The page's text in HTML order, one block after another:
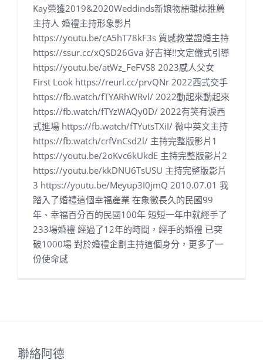
Kay榮獲2019&2020Weddinds新娘物語雜誌推薦
主持人 婚禮主持形象影片
https://youtu.be/cA5hT78kF3s 質感教堂證婚主持
https://ssur.cc/xQSD26Gva 好吉祥!!文定儀式引導
https://youtu.be/atWz_FeFVS8 2023感人父女
First Look https://reurl.cc/prvQNr 2022西式交手
https://fb.watch/fTYARhWRvl/ 2022動起來動起來
https://fb.watch/fTYzWAQy0D/ 2022有笑有淚西
式進場 https://fb.watch/fTYutsTXiI/ 微中英文主持
https://fb.watch/crfVnCsd2l/ 主持完整版影片1
https://youtu.be/2oKvc6kUkdE 主持完整版影片2
https://youtu.be/kkDNU6TsUSU 主持完整版影片
3 https://youtu.be/Meyup3I0jmQ 2010.07.01 我
踏入了婚禮這個幸福產業 在象徵長久的民國99
年、幸福百分百的民國100年 短短一年中就經手了
233場婚禮 經過了12年的時間，經手的婚禮 已突
破1000場 對於婚禮企劃主持這個身分，更多了一
份使命感
聯絡阿德